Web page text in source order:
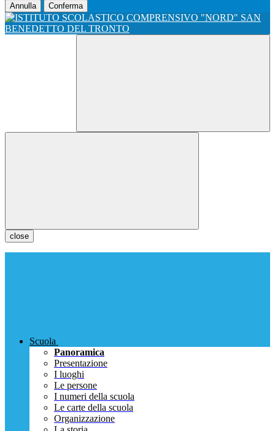
Annulla Conferma
close
Scuola
Panoramica
Presentazione
I luoghi
Le persone
I numeri della scuola
Le carte della scuola
Organizzazione